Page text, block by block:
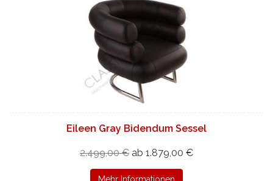
Eileen Gray Bidendum Sessel
2.499,00 € ab 1.879,00 €